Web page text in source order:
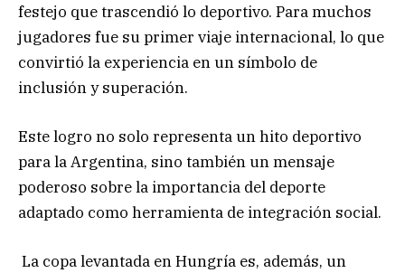
festejo que trascendió lo deportivo. Para muchos
jugadores fue su primer viaje internacional, lo que
convirtió la experiencia en un símbolo de
inclusión y superación.
Este logro no solo representa un hito deportivo
para la Argentina, sino también un mensaje
poderoso sobre la importancia del deporte
adaptado como herramienta de integración social.
La copa levantada en Hungría es, además, un